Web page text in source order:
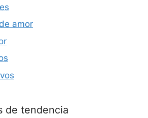
amor
de tendencia